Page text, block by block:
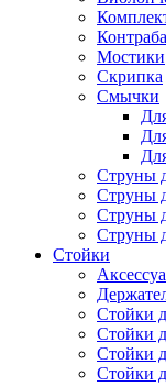
Мостики
Скрипка
Смычки
Струны
Струны
Струны
Струны
Стойки
Стойки
Стойки
Стойки
Стойки